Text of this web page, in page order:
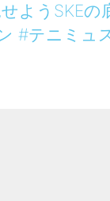
ようSKEの
#テニミュ